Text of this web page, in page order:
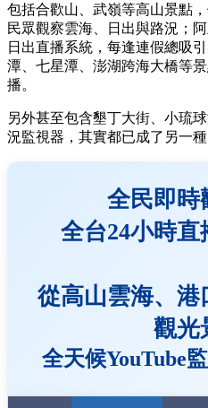
包括合歡山、武嶺等高山景點
民眾觀察雲海、日出與路況；
日出直播系統，每逢連假總吸
潭、七星潭、澎湖跨海大橋等
播。
另外甚至包含墾丁大街、小琉
況監視器，其實都已成了另一
全民即時
全台24小時
從高山雲海、港
觀光
全天候YouTube